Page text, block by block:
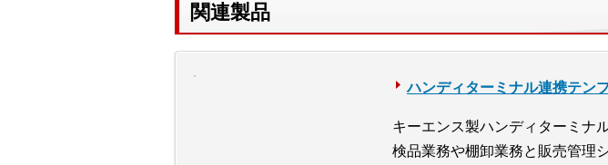
関連製品
ハンディターミナル連携テン
キーエンス製ハンディターミナ
検品業務や棚卸業務と販売管理